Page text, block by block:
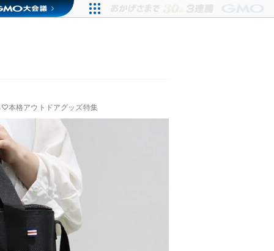
本格アウトドアグッズ特集